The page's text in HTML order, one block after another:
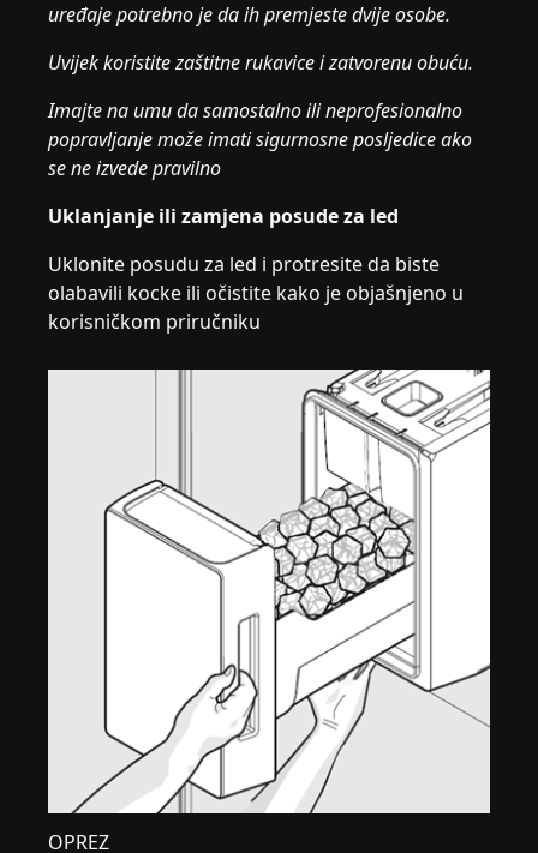
uređaje potrebno je da ih premjeste dvije osobe.
Uvijek koristite zaštitne rukavice i zatvorenu obuću.
Imajte na umu da samostalno ili neprofesionalno
popravljanje može imati sigurnosne posljedice ako
se ne izvede pravilno
Uklanjanje ili zamjena posude za led
Uklonite posudu za led i protresite da biste
olabavili kocke ili očistite kako je objašnjeno u
korisničkom priručniku
OPREZ